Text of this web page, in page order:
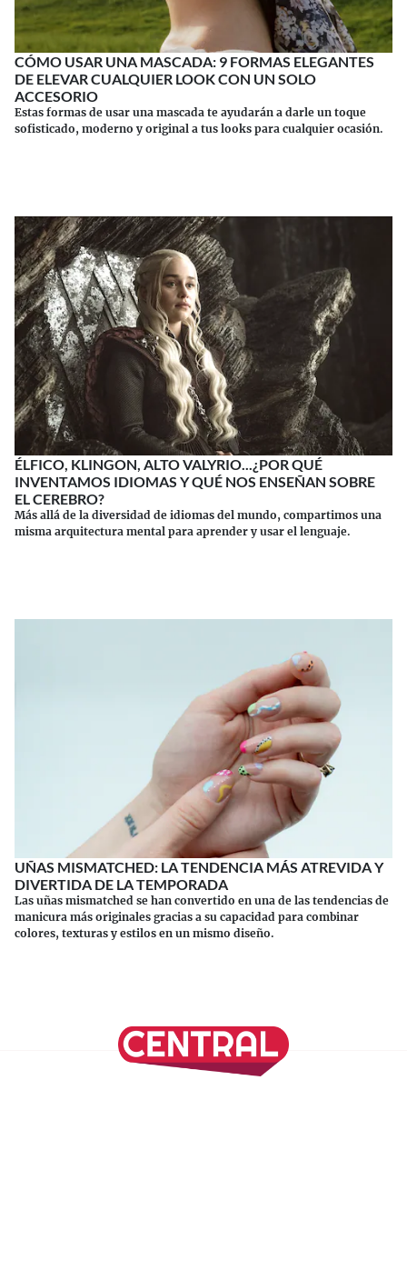
CÓMO USAR UNA MASCADA: 9 FORMAS ELEGANTES
DE ELEVAR CUALQUIER LOOK CON UN SOLO
ACCESORIO
Estas formas de usar una mascada te ayudarán a darle un toque
sofisticado, moderno y original a tus looks para cualquier ocasión.
ÉLFICO, KLINGON, ALTO VALYRIO...¿POR QUÉ
INVENTAMOS IDIOMAS Y QUÉ NOS ENSEÑAN SOBRE
EL CEREBRO?
Más allá de la diversidad de idiomas del mundo, compartimos una
misma arquitectura mental para aprender y usar el lenguaje.
UÑAS MISMATCHED: LA TENDENCIA MÁS ATREVIDA Y
DIVERTIDA DE LA TEMPORADA
Las uñas mismatched se han convertido en una de las tendencias de
manicura más originales gracias a su capacidad para combinar
colores, texturas y estilos en un mismo diseño.